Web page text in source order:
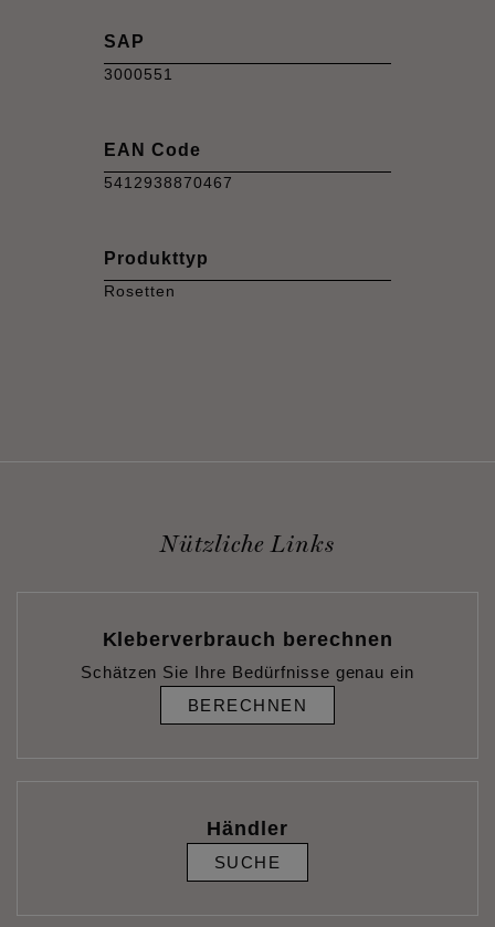
SAP
3000551
EAN Code
5412938870467
Produkttyp
Rosetten
Nützliche Links
Kleberverbrauch berechnen
Schätzen Sie Ihre Bedürfnisse genau ein
BERECHNEN
Händler
SUCHE